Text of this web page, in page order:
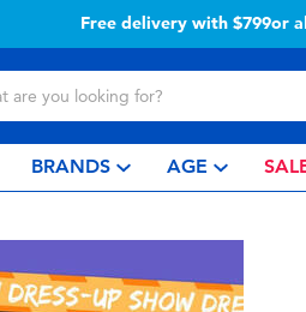
Free delivery with $799or
BRANDS AGE